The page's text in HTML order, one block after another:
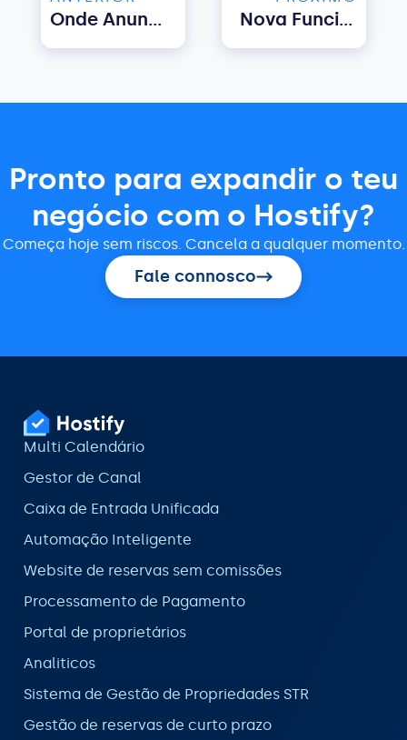
Onde Anunciar A Sua Propriedade De Aluguer Para Férias? Guia Para Principiantes Nova Funcionalida De Hostify: Gestão De Avaliações De Hóspedes Para Alugueres De Férias
Pronto para expandir o teu
negócio com o Hostify?
Começa hoje sem riscos. Cancela a qualquer momento.
Fale connosco
Multi Calendário
Gestor de Canal
Caixa de Entrada Unificada
Automação Inteligente
Website de reservas sem comissões
Processamento de Pagamento
Portal de proprietários
Analiticos
Sistema de Gestão de Propriedades STR
Gestão de reservas de curto prazo